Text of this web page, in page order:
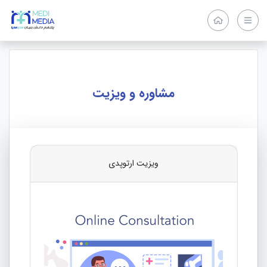
مشاوره و ویزیت
ویزیت ارتوپدی